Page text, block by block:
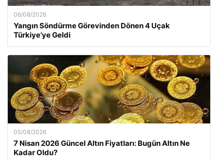
06/08/2026
Yangın Söndürme Görevinden Dönen 4 Uçak
Türkiye’ye Geldi
05/08/2026
7 Nisan 2026 Güncel Altın Fiyatları: Bugün Altın Ne
Kadar Oldu?